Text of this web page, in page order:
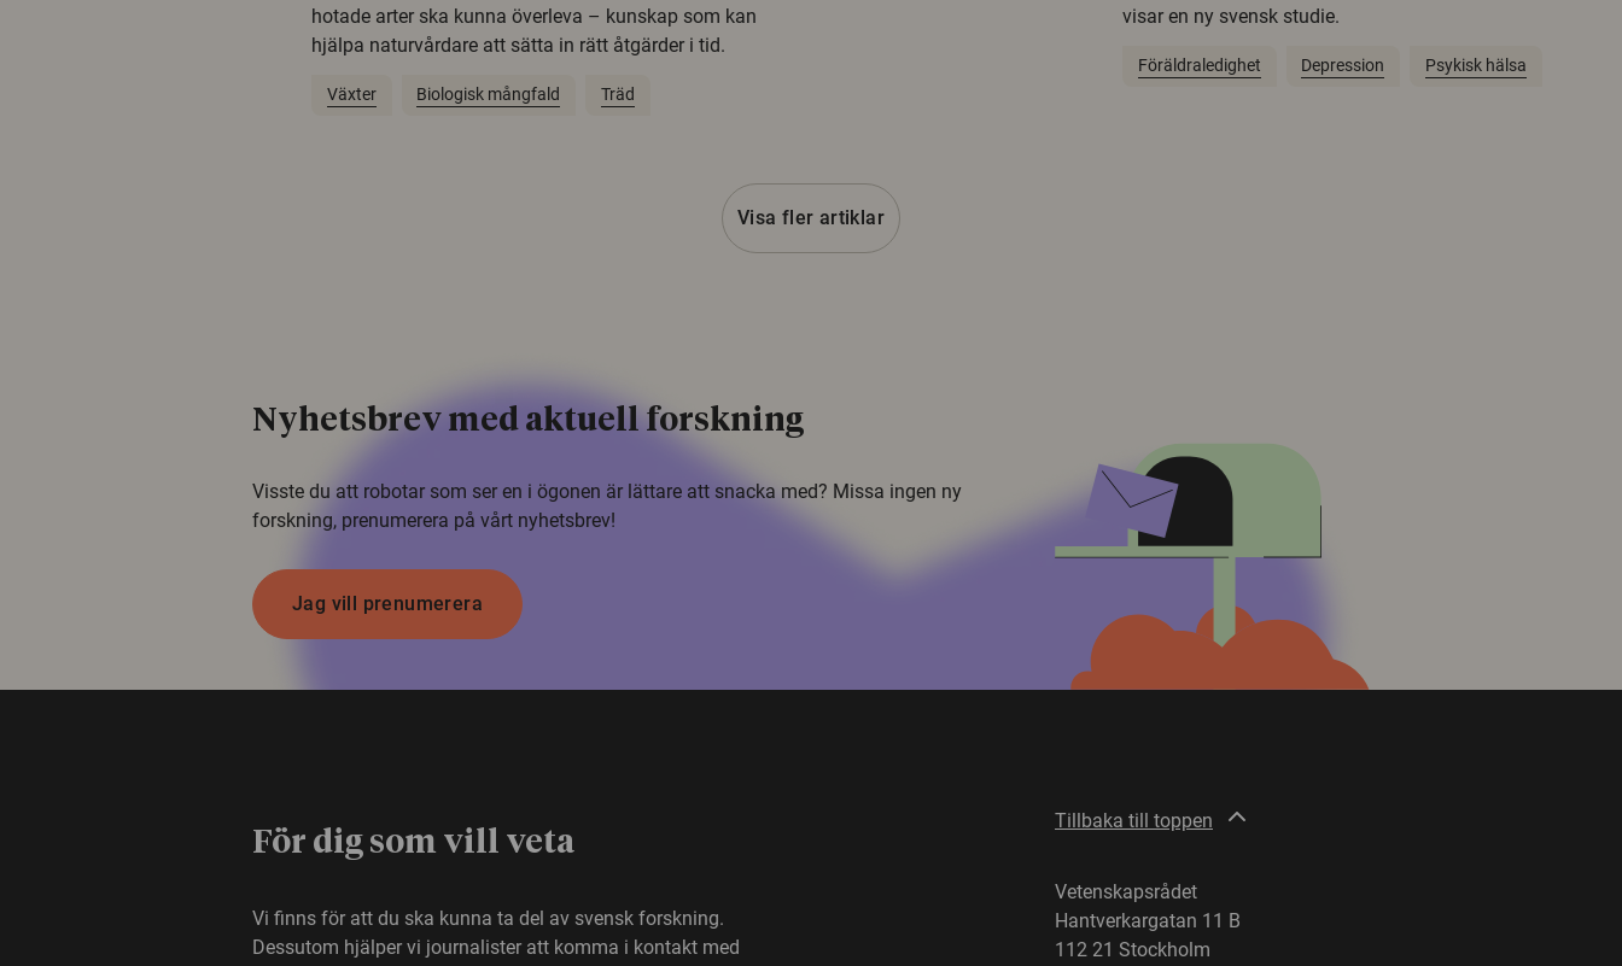
hotade arter ska kunna överleva – kunskap som kan
hjälpa naturvårdare att sätta in rätt åtgärder i tid.
Växter Biologisk mångfald Träd
visar en ny svensk studie.
Föräldraledighet Depression Psykisk hälsa
Visa fler artiklar
Nyhetsbrev med aktuell forskning
Visste du att robotar som ser en i ögonen är lättare att snacka med? Missa ingen ny
forskning, prenumerera på vårt nyhetsbrev!
Jag vill prenumerera
För dig som vill veta
Vi finns för att du ska kunna ta del av svensk forskning.
Dessutom hjälper vi journalister att komma i kontakt med
Tillbaka till toppen
Vetenskapsrådet
Hantverkargatan 11 B
112 21 Stockholm